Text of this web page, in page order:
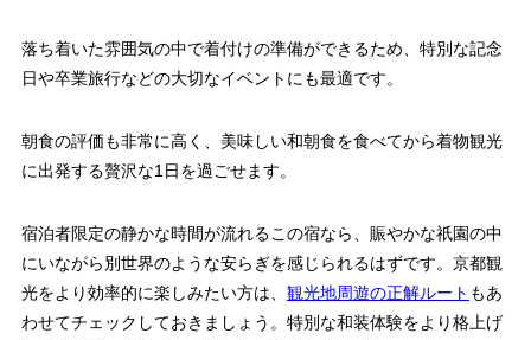
落ち着いた雰囲気の中で着付けの準備ができるため、特別な記念
日や卒業旅行などの大切なイベントにも最適です。
朝食の評価も非常に高く、美味しい和朝食を食べてから着物観光
に出発する贅沢な1日を過ごせます。
宿泊者限定の静かな時間が流れるこの宿なら、賑やかな祇園の中
にいながら別世界のような安らぎを感じられるはずです。京都観
光をより効率的に楽しみたい方は、 観光地周遊の正解ルート もあ
わせてチェックしておきましょう。特別な和装体験をより格上げ